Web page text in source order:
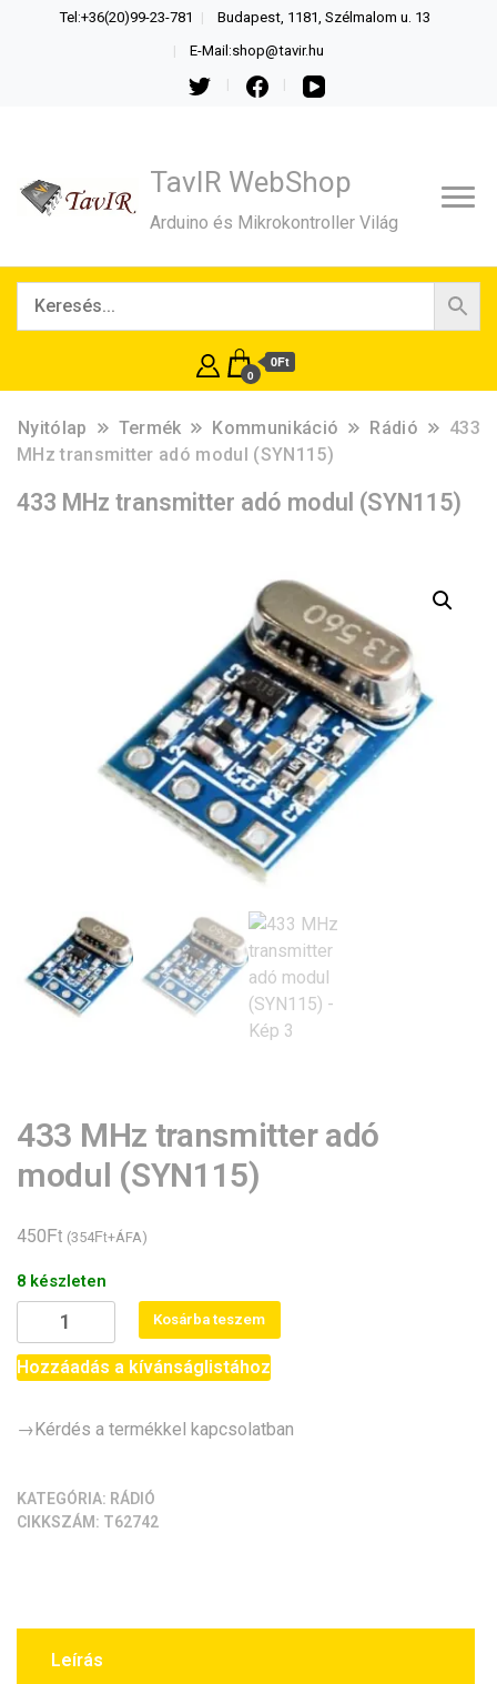
Tel:+36(20)99-23-781 Budapest, 1181, Szélmalom u. 13
E-Mail:shop@tavir.hu
TavIR WebShop
Arduino és Mikrokontroller Világ
0
0Ft
Nyitólap Termék Kommunikáció Rádió
433
MHz transmitter adó modul (SYN115)
433 MHz transmitter adó modul (SYN115)
433 MHz transmitter adó
modul (SYN115)
450Ft (354Ft+ÁFA)
8 készleten
MHz
transmitter
modul
Kosárba teszem
Hozzáadás a kívánságlistához
→Kérdés a termékkel kapcsolatban
KATEGÓRIA: RÁDIÓ
CIKKSZÁM: T62742
Leírás